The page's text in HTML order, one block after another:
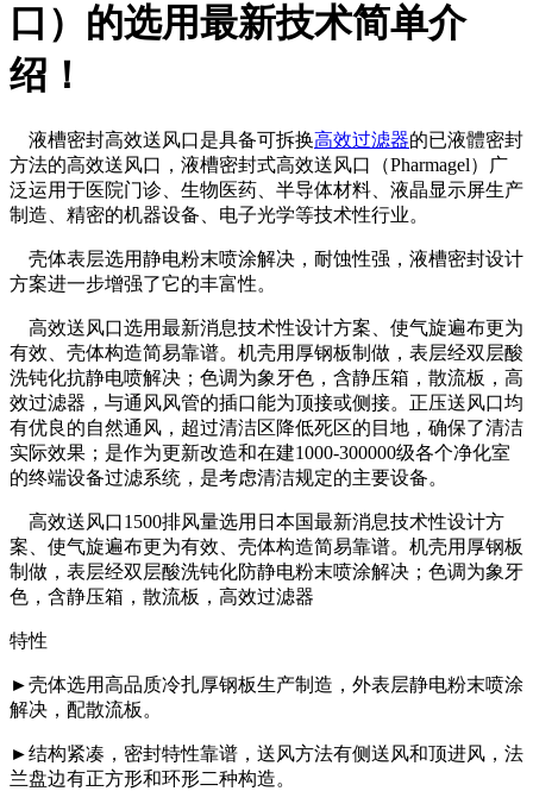
口）的选用最新技术简单介
绍！
液槽密封高效送风口是具备可拆换高效过滤器的已液體密封
方法的高效送风口，液槽密封式高效送风口（Pharmagel）广
泛运用于医院门诊、生物医药、半导体材料、液晶显示屏生产
制造、精密的机器设备、电子光学等技术性行业。
壳体表层选用静电粉末喷涂解决，耐蚀性强，液槽密封设计
方案进一步增强了它的丰富性。
高效送风口选用最新消息技术性设计方案、使气旋遍布更为
有效、壳体构造简易靠谱。机壳用厚钢板制做，表层经双层酸
洗钝化抗静电喷解决；色调为象牙色，含静压箱，散流板，高
效过滤器，与通风风管的插口能为顶接或侧接。正压送风口均
有优良的自然通风，超过清洁区降低死区的目地，确保了清洁
实际效果；是作为更新改造和在建1000-300000级各个净化室
的终端设备过滤系统，是考虑清洁规定的主要设备。
高效送风口1500排风量选用日本国最新消息技术性设计方
案、使气旋遍布更为有效、壳体构造简易靠谱。机壳用厚钢板
制做，表层经双层酸洗钝化防静电粉末喷涂解决；色调为象牙
色，含静压箱，散流板，高效过滤器
特性
►壳体选用高品质冷扎厚钢板生产制造，外表层静电粉末喷涂
解决，配散流板。
►结构紧凑，密封特性靠谱，送风方法有侧送风和顶进风，法
兰盘边有正方形和环形二种构造。